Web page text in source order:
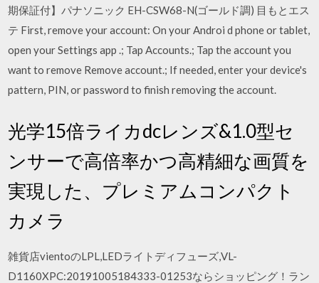
期保証付】パナソニック EH-CSW68-N(ゴールド調) 目もとエス
テ First, remove your account: On your Androi d phone or tablet,
open your Settings app .; Tap Accounts.; Tap the account you
want to remove Remove account.; If needed, enter your device's
pattern, PIN, or password to finish removing the account.
光学15倍ライカdcレンズ&1.0型セ
ンサーで高倍率かつ高精細な画質を
実現した、プレミアムコンパクト
カメラ
雑貨店vientoのLPL,LEDライトディフューズ,VL-
D1160XPC:20191005184333-01253ならショッピング！ラン